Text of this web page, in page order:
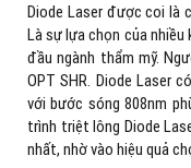
Diode Laser được coi là
Là sự lựa chọn của nhiều
đầu ngành thẩm mỹ.
OPT SHR. Diode Laser
với bước sóng 808nm
trình triệt lông Diode
nhất, nhờ vào hiệu quả